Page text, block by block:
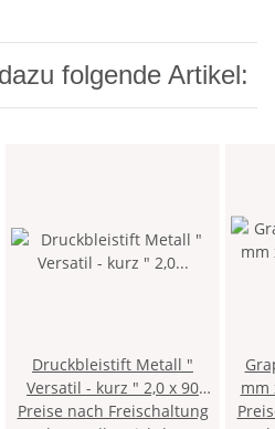
folgende Artikel:
Druckbleistift Metall "
Versatil - kurz " 2,0 x 90
mm Mine - Rot - mit
Preise nach Freischaltung
mm x